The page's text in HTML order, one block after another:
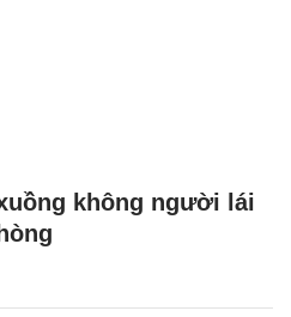
không người lái